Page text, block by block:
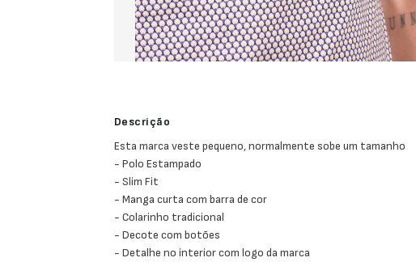
Descrição
Esta marca veste pequeno, normalmente sobe um tamanho
- Polo Estampado
- Slim Fit
- Manga curta com barra de cor
- Colarinho tradicional
- Decote com botões
- Detalhe no interior com logo da marca